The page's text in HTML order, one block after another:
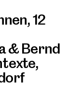
12
& Bernd